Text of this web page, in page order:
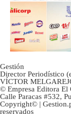
Gestión
Director Periodístico
VÍCTOR
© Empresa Editora El
Calle Paracas #532,
Copyright© |
reservados